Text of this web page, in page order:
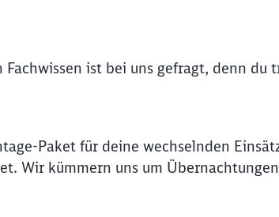
ist bei uns gefragt, denn du
Paket für deine wechselnden
Wir kümmern uns um